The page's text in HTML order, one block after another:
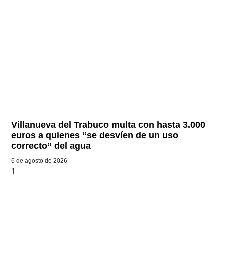
Villanueva del Trabuco multa con hasta 3.000
euros a quienes “se desvíen de un uso
correcto” del agua
6 de agosto de 2026